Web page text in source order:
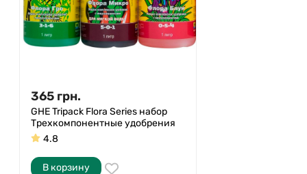
365 грн.
GHE Tripack Flora Series набор
Трехкомпонентные удобрения
4.8
В корзину